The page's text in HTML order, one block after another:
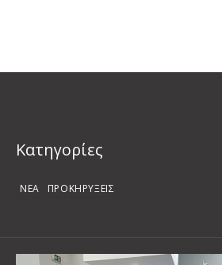
Kατηγορίες
ΝΕΑ ΠΡΟΚΗΡΥΞΕΙΣ